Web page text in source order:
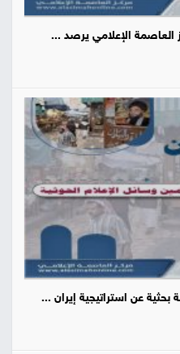
العاصمة الإعلامي يرصد ...
عن استراتيجية إيران ...